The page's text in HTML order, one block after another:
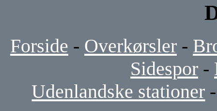
Forside - Overkørsler -
Sidespor -
Udenlandske stationer